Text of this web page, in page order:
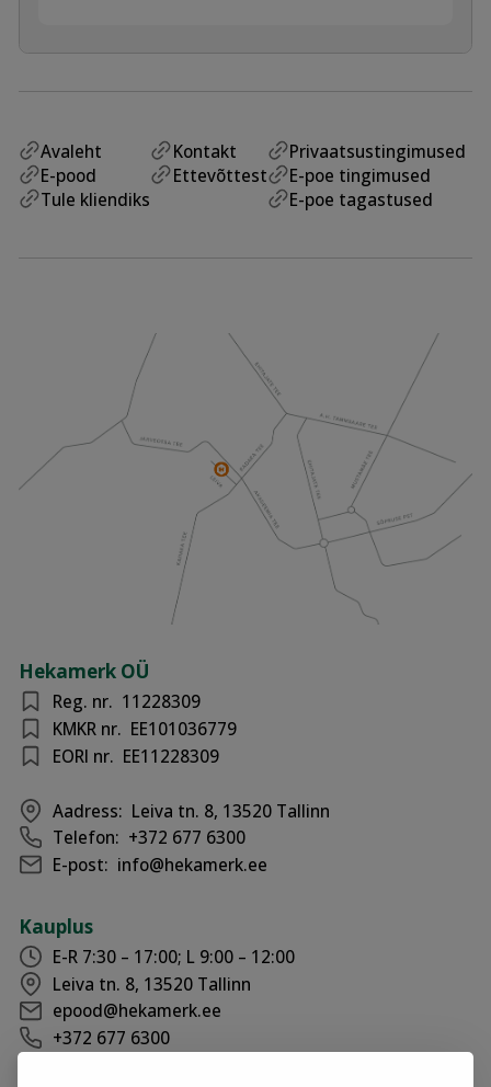
Avaleht
E-pood
Tule kliendiks
Kontakt
Ettevõttest
Privaatsustingimused
E-poe tingimused
E-poe tagastused
Hekamerk OÜ
Reg. nr. 11228309
KMKR nr. EE101036779
EORI nr. EE11228309
Aadress: Leiva tn. 8, 13520 Tallinn
Telefon: +372 677 6300
E-post: info@hekamerk.ee
Kauplus
E-R 7:30 – 17:00; L 9:00 – 12:00
Leiva tn. 8, 13520 Tallinn
epood@hekamerk.ee
+372 677 6300